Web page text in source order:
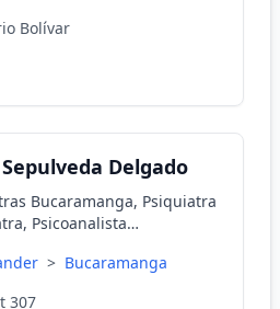
Bolívar
Delgado
Bucaramanga, Psiquiatra
Psicoanalista
Psicoterapia
> Bucaramanga
307